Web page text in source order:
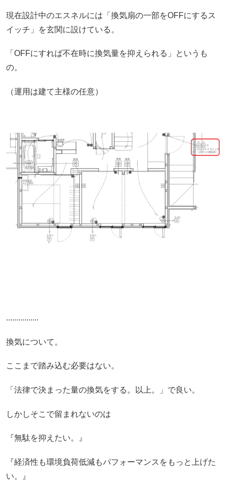
現在設計中のエスネルには「換気扇の一部をOFFにするス
イッチ」を玄関に設けている。
「OFFにすれば不在時に換気量を抑えられる」というも
の。
（運用は建て主様の任意）
................
換気について。
ここまで踏み込む必要はない。
「法律で決まった量の換気をする。以上。」で良い。
しかしそこで留まれないのは
『無駄を抑えたい。』
『経済性も環境負荷低減もパフォーマンスをもっと上げた
い。』